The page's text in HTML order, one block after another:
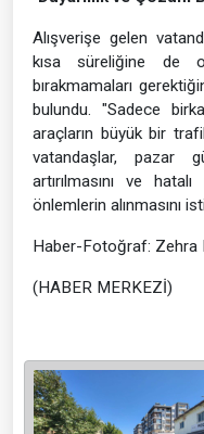
Alışverişe gelen
kısa süreliğine de
bırakmamaları
bulundu. "Sadece
araçların büyük bir
vatandaşlar, pazar
artırılmasını ve
önlemlerin alınmasını
Haber-Fotoğraf: Zehra
(HABER MERKEZİ)